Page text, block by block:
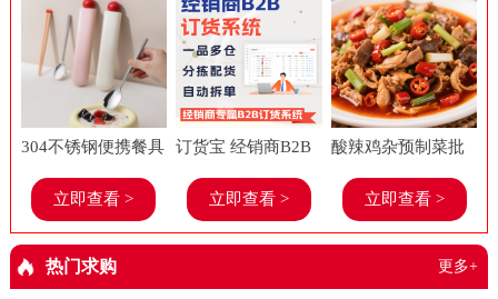
304不锈钢便携餐具
套装上班族学生糖
果多巴胺勺子筷子
餐具两件套
立即查看 >
订货宝 经销商B2B
订货系统 食品进销
存软件 餐饮 管理系
立即查看 >
酸辣鸡杂预制菜批
发美味春工厂老牌
子饭店餐饮店商用
立即查看 >
热门求购 更多+